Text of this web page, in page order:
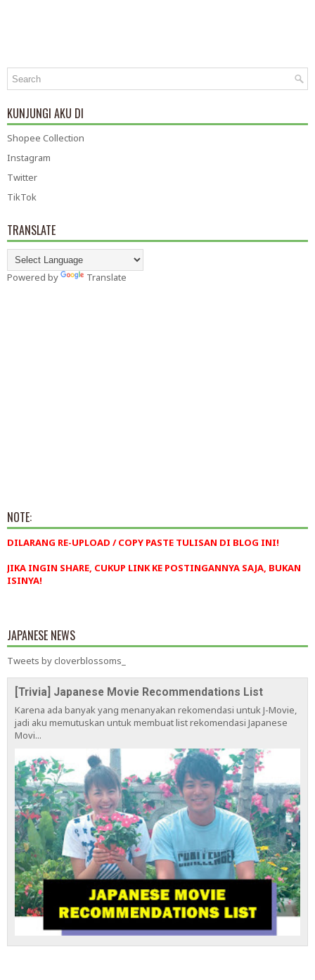
KUNJUNGI AKU DI
Shopee Collection
Instagram
Twitter
TikTok
TRANSLATE
Powered by Translate
NOTE:
DILARANG RE-UPLOAD / COPY PASTE TULISAN DI BLOG INI!
JIKA INGIN SHARE, CUKUP LINK KE POSTINGANNYA SAJA, BUKAN
ISINYA!
JAPANESE NEWS
Tweets by cloverblossoms_
[Trivia] Japanese Movie Recommendations List
Karena ada banyak yang menanyakan rekomendasi untuk J-Movie,
jadi aku memutuskan untuk membuat list rekomendasi Japanese
Movi...